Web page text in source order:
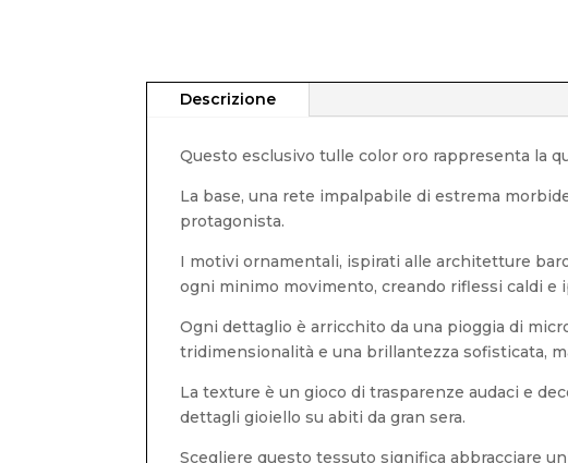
Descrizione
Questo esclusivo tulle color oro rappresenta la
La base, una rete impalpabile di estrema
protagonista.
I motivi ornamentali, ispirati alle architetture
ogni minimo movimento, creando riflessi caldi e
Ogni dettaglio è arricchito da una pioggia di
tridimensionalità e una brillantezza sofisticata,
La texture è un gioco di trasparenze audaci e
dettagli gioiello su abiti da gran sera.
Scegliere questo tessuto significa abbracciare